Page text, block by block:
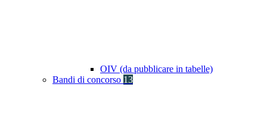
OIV (da pubblicare in tabelle)
Bandi di concorso 13